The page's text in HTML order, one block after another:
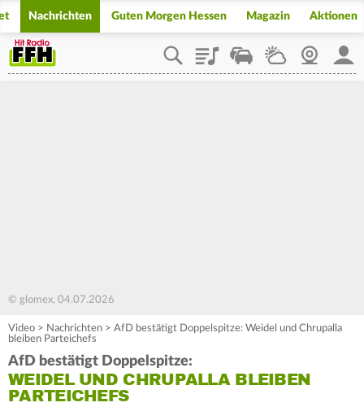
Nachrichten Guten Morgen Hessen Magazin Aktionen
PlaylistStaupilotWetterWebcam
© glomex, 04.07.2026
Video > Nachrichten > AfD bestätigt Doppelspitze: Weidel und Chrupalla
bleiben Parteichefs
AfD bestätigt Doppelspitze:
WEIDEL UND CHRUPALLA BLEIBEN
PARTEICHEFS